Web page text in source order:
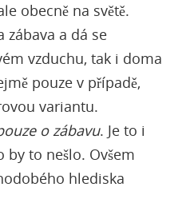
obecně na světě.
zábava a dá se
vzduchu, tak i doma
pouze v případě,
variantu.
o zábavu. Je to i
by to nešlo. Ovšem
hlediska